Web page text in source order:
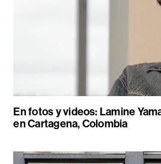
En fotos y videos: Lamine
en Cartagena, Colombia